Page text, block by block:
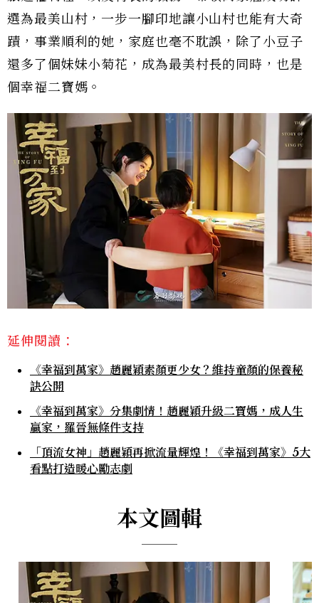
選為最美山村，一步一腳印地讓小山村也能有大奇
蹟，事業順利的她，家庭也毫不耽誤，除了小豆子
還多了個妹妹小菊花，成為最美村長的同時，也是
個幸福二寶媽。
延伸閱讀：
《幸福到萬家》趙麗穎素顏更少女？維持童顏的保養秘
訣公開
《幸福到萬家》分集劇情！趙麗穎升級二寶媽，成人生
贏家，羅晉無條件支持
「頂流女神」趙麗穎再掀流量輝煌！《幸福到萬家》5大
看點打造暖心勵志劇
本文圖輯